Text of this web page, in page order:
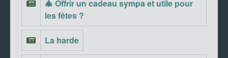
🎄 Offrir un cadeau sympa et utile pour
les fêtes ?
La harde